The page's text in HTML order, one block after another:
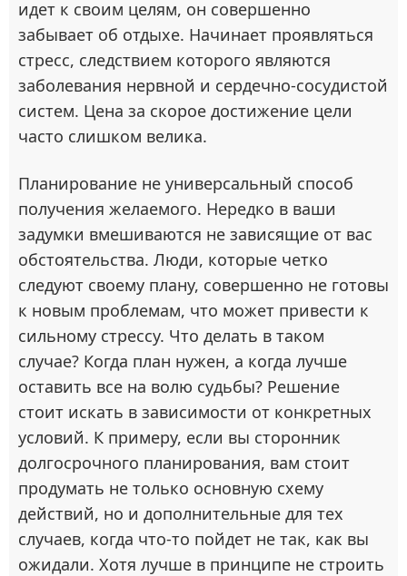
идет к своим целям, он совершенно
забывает об отдыхе. Начинает проявляться
стресс, следствием которого являются
заболевания нервной и сердечно-сосудистой
систем. Цена за скорое достижение цели
часто слишком велика.
Планирование не универсальный способ
получения желаемого. Нередко в ваши
задумки вмешиваются не зависящие от вас
обстоятельства. Люди, которые четко
следуют своему плану, совершенно не готовы
к новым проблемам, что может привести к
сильному стрессу. Что делать в таком
случае? Когда план нужен, а когда лучше
оставить все на волю судьбы? Решение
стоит искать в зависимости от конкретных
условий. К примеру, если вы сторонник
долгосрочного планирования, вам стоит
продумать не только основную схему
действий, но и дополнительные для тех
случаев, когда что-то пойдет не так, как вы
ожидали. Хотя лучше в принципе не строить